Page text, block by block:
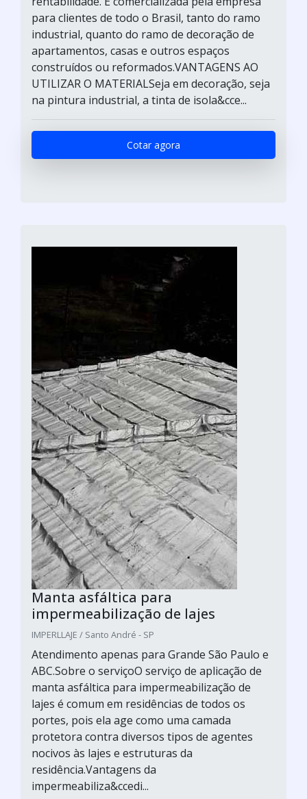
para clientes de todo o Brasil, tanto do ramo
industrial, quanto do ramo de decoração de
apartamentos, casas e outros espaços
construídos ou reformados.VANTAGENS AO
UTILIZAR O MATERIALSeja em decoração, seja
na pintura industrial, a tinta de isola&cce...
Cotar agora
Manta asfáltica para
impermeabilização de lajes
IMPERLLAJE / Santo André - SP
Atendimento apenas para Grande São Paulo e
ABC.Sobre o serviçoO serviço de aplicação de
manta asfáltica para impermeabilização de
lajes é comum em residências de todos os
portes, pois ela age como uma camada
protetora contra diversos tipos de agentes
nocivos às lajes e estruturas da
residência.Vantagens da
impermeabiliza&ccedi...